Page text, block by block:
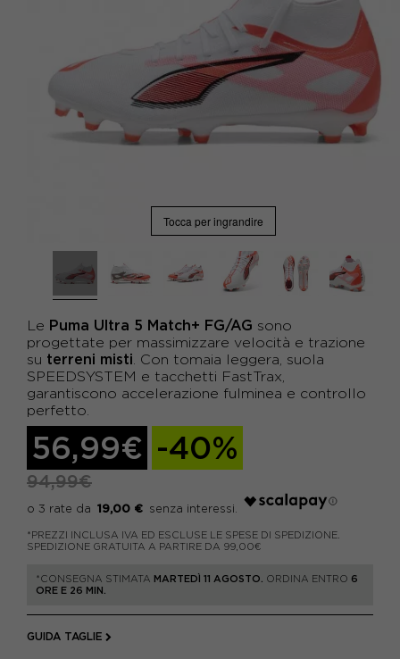
Tocca per ingrandire
Le Puma Ultra 5 Match+ FG/AG sono
progettate per massimizzare velocità e trazione
su terreni misti . Con tomaia leggera, suola
SPEEDSYSTEM e tacchetti FastTrax,
garantiscono accelerazione fulminea e controllo
perfetto.
56,99€ -40%
94,99€
19,00 €
*PREZZI INCLUSA IVA ED ESCLUSE LE SPESE DI SPEDIZIONE.
SPEDIZIONE GRATUITA A PARTIRE DA 99,00€
*CONSEGNA STIMATA MARTEDÌ 11 AGOSTO. ORDINA ENTRO 6
ORE E 26 MIN.
GUIDA TAGLIE